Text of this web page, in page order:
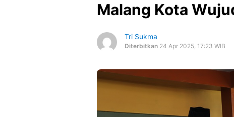
Malang Kota
Tri Sukma
Diterbitkan 24 Apr 2025, 17:23 WIB